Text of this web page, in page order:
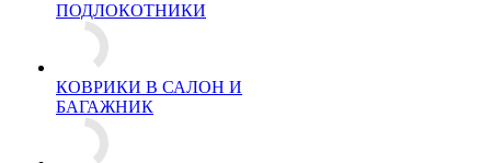
ПОДЛОКОТНИКИ
КОВРИКИ В САЛОН И
БАГАЖНИК